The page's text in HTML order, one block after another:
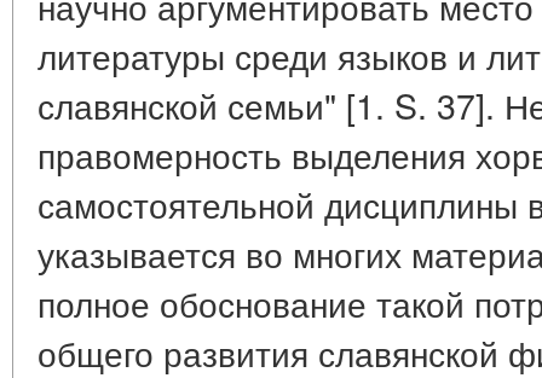
литературы среди языков и
славянской семьи" [1. S. 37].
правомерность выделения
самостоятельной дисциплины
указывается во многих
полное обоснование такой
общего развития славянской